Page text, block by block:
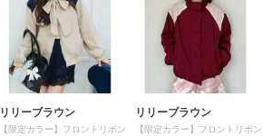
リリーブラウン
【限定カラー】フロントリボン
リリーブラウン
【限定カラー】フロントリボン